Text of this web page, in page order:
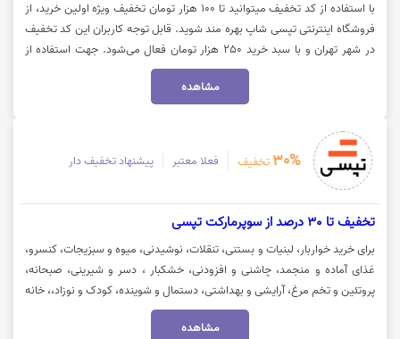
با استفاده از کد تخفیف میتوانید تا 100 هزار تومان تخفیف ویژه اولین خرید، از
فروشگاه اینترنتی تپسی شاپ بهره مند شوید. قابل توجه کاربران این کد تخفیف
در شهر تهران و با سبد خرید 250 هزار تومان فعال می‌شود. جهت استفاده از
تخفیف و مشاهده کالا روی گزینه "خرید کنید" کلیک نمایید.
مشاهده
30% تخفیف فعلا معتبر پیشنهاد تخفیف دار
تخفیف تا 30 درصد از سوپرمارکت تپسی
برای خرید خواربار، لبنیات و بستنی، تنقلات، نوشیدنی، میوه و سبزیجات، کنسرو،
غذای آماده و منجمد، چاشنی و افزودنی، خشکبار ، دسر و شیرینی، صبحانه،
پروتئین و تخم مرغ، آرایشی و بهداشتی، دستمال و شوینده، کودک و نوزاد،، خانه
و سبک زندگی و... میتوانید تا 30 درصد تخفیف، از تپسی مارکت بهره مند شوید.
لازم به ذکر است تخفیف های تپسی مارکت به صورت روزانه و با توجه به محل
مشاهده